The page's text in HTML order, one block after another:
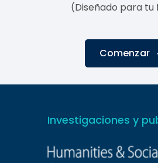
(Diseñado para tu
Comenzar
Investigaciones y